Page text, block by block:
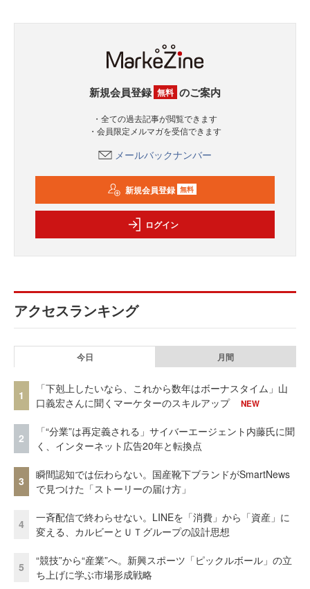
新規会員登録 無料 のご案内
・全ての過去記事が閲覧できます
・会員限定メルマガを受信できます
メールバックナンバー
新規会員登録 無料
ログイン
アクセスランキング
今日 月間
1
「下剋上したいなら、これから数年はボーナスタイム」山
口義宏さんに聞くマーケターのスキルアップ
NEW
2
「“分業”は再定義される」サイバーエージェント内藤氏に聞
く、インターネット広告20年と転換点
3
瞬間認知では伝わらない。国産靴下ブランドがSmartNews
で見つけた「ストーリーの届け方」
4
一斉配信で終わらせない。LINEを「消費」から「資産」に
変える、カルビーとＵＴグループの設計思想
5
“競技”から“産業”へ。新興スポーツ「ピックルボール」の立
ち上げに学ぶ市場形成戦略